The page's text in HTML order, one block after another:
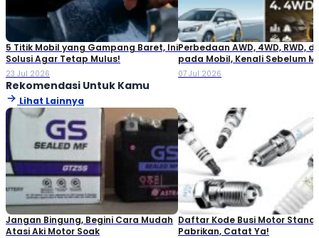
5 Titik Mobil yang Gampang Baret, Ini
Solusi Agar Tetap Mulus!
23 Jul 2026
Perbedaan AWD, 4WD, RWD,
pada Mobil, Kenali Sebelum
07 Jul 2026
Rekomendasi Untuk Kamu
Lihat Lainnya
Jangan Bingung, Begini Cara Mudah
Atasi Aki Motor Soak
Daftar Kode Busi Motor
Pabrikan, Catat Ya!